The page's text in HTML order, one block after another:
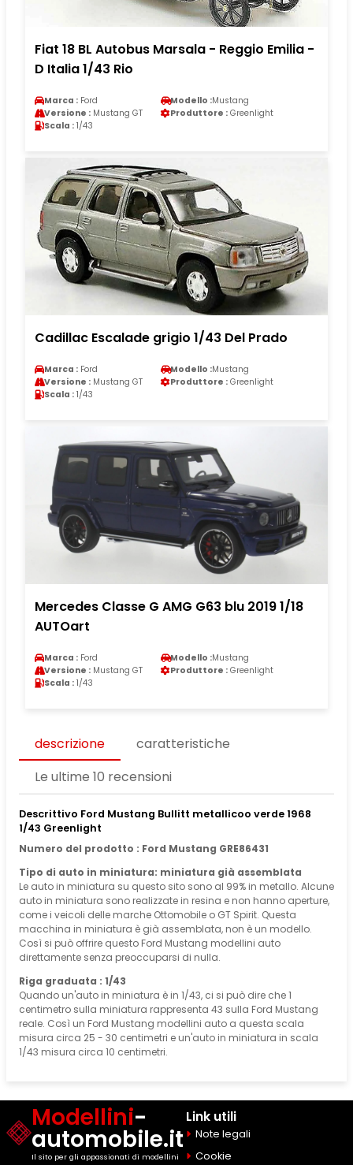
Fiat 18 BL Autobus Marsala - Reggio Emilia -
D Italia 1/43 Rio
Marca : Ford Modello :Mustang
Versione : Mustang GT Produttore : Greenlight
Scala : 1/43
Cadillac Escalade grigio 1/43 Del Prado
Marca : Ford Modello :Mustang
Versione : Mustang GT Produttore : Greenlight
Scala : 1/43
Mercedes Classe G AMG G63 blu 2019 1/18
AUTOart
Marca : Ford Modello :Mustang
Versione : Mustang GT Produttore : Greenlight
Scala : 1/43
descrizione
caratteristiche
Le ultime 10 recensioni
Descrittivo Ford Mustang Bullitt metallicoo verde 1968
1/43 Greenlight
Numero del prodotto : Ford Mustang GRE86431
Tipo di auto in miniatura: miniatura già assemblata
Le auto in miniatura su questo sito sono al 99% in metallo. Alcune
auto in miniatura sono realizzate in resina e non hanno aperture,
come i veicoli delle marche Ottomobile o GT Spirit. Questa
macchina in miniatura è già assemblata, non è un modello.
Così si può offrire questo Ford Mustang modellini auto
direttamente senza preoccuparsi di nulla.
Riga graduata : 1/43
Quando un'auto in miniatura è in 1/43, ci si può dire che 1
centimetro sulla miniatura rappresenta 43 sulla Ford Mustang
reale. Così un Ford Mustang modellini auto a questa scala
misura circa 25 - 30 centimetri e un'auto in miniatura in scala
1/43 misura circa 10 centimetri.
Modellini-
automobile.it
Il sito per gli appassionati di modellini
Link utili
Note legali
Cookie